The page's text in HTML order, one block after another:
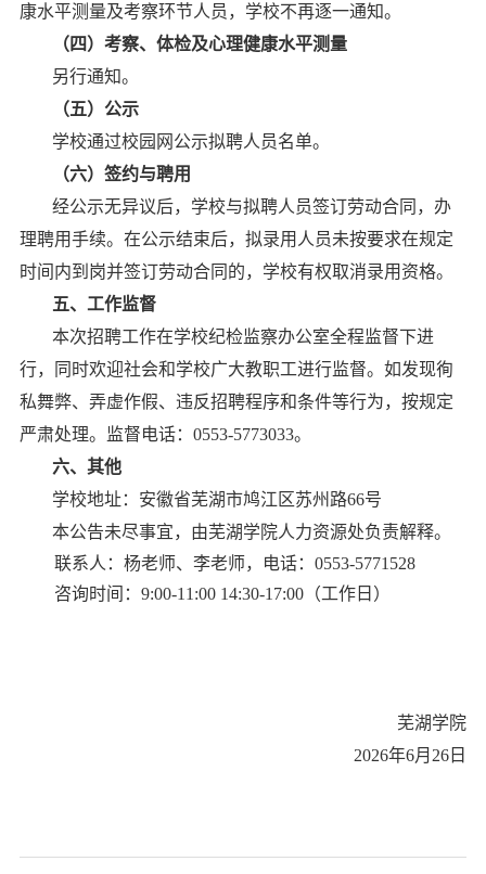
康水平测量及考察环节人员，学校不再逐一通知。
（四）考察、体检及心理健康水平测量
另行通知。
（五）公示
学校通过校园网公示拟聘人员名单。
（六）签约与聘用
经公示无异议后，学校与拟聘人员签订劳动合同，办
理聘用手续。在公示结束后，拟录用人员未按要求在规定
时间内到岗并签订劳动合同的，学校有权取消录用资格。
五、工作监督
本次招聘工作在学校纪检监察办公室全程监督下进
行，同时欢迎社会和学校广大教职工进行监督。如发现徇
私舞弊、弄虚作假、违反招聘程序和条件等行为，按规定
严肃处理。监督电话： 0553-5773033。
六、其他
学校地址：安徽省芜湖市鸠江区苏州路66号
本公告未尽事宜，由芜湖学院人力资源处负责解释。
联系人： 杨老师、 李老师，电话： 0553-5771528
咨询时间： 9:00-11:00 14:30-17:00（工作日）
芜湖学院
2026年6月 26 日